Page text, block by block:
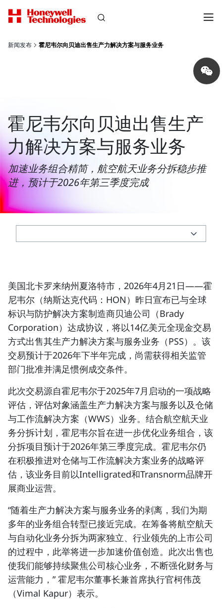
新闻发布 霍尼韦尔向贝迪出售生产力解决方案与服务业务
Share
on
wechat
霍尼韦尔向贝迪出售生产
力解决方案与服务业务
加速业务组合精简，航空航天业务分拆稳步推
进，预计于2026年第三季度完成
美国北卡罗来纳州夏洛特市，2026年4月21日——霍
尼韦尔 （纳斯达克代码：HON） 昨日宣布已与全球
标识与防护解决方案制造商贝迪公司（Brady
Corporation）达成协议，将以14亿美元全现金交易
方式出售其生产力解决方案与服务业务（PSS）。该
交易预计于2026年下半年完成，尚需获得相关监管
部门批准并满足惯例成交条件。
此次交易源自霍尼韦尔于2025年7月启动的一项战略
评估，评估对象涵盖生产力解决方案与服务以及仓储
与工作流解决方案（WWS）业务。结合航空航天业
务分拆计划，霍尼韦尔旨在进一步优化业务组合，该
分拆项目预计于2026年第三季度完成。霍尼韦尔仍
在积极推进对仓储与工作流解决方案业务的战略评
估，该业务目前以Intelligrated和Transnorm品牌开
展商业运营。
“随着生产力解决方案与服务业务的剥离，我们为期
多年的业务组合转型已接近完成。在筹备将航空航天
与自动化业务分拆为两家独立、行业领先的上市公司
的过程中，此举将进一步加速价值创造。此次出售也
使我们能够持续聚焦公司核心业务，不断强化财务与
运营能力，”霍尼韦尔董事长兼首席执行官柯伟茂
（Vimal Kapur）表示。